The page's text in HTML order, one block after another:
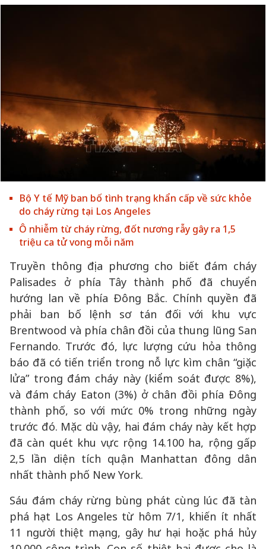
Bộ Y tế Mỹ ban bố tình trạng khẩn cấp về sức khỏe
do cháy rừng tại Los Angeles
Ô nhiễm từ cháy rừng, đốt nương rẫy gây ra 1,5
triệu ca tử vong mỗi năm
Truyền thông địa phương cho biết đám cháy
Palisades ở phía Tây thành phố đã chuyển
hướng lan về phía Đông Bắc. Chính quyền đã
phải ban bố lệnh sơ tán đối với khu vực
Brentwood và phía chân đồi của thung lũng San
Fernando. Trước đó, lực lượng cứu hỏa thông
báo đã có tiến triển trong nỗ lực kìm chân “giặc
lửa” trong đám cháy này (kiểm soát được 8%),
và đám cháy Eaton (3%) ở chân đồi phía Đông
thành phố, so với mức 0% trong những ngày
trước đó. Mặc dù vậy, hai đám cháy này kết hợp
đã càn quét khu vực rộng 14.100 ha, rộng gấp
2,5 lần diện tích quận Manhattan đông dân
nhất thành phố New York.
Sáu đám cháy rừng bùng phát cùng lúc đã tàn
phá hạt Los Angeles từ hôm 7/1, khiến ít nhất
11 người thiệt mạng, gây hư hại hoặc phá hủy